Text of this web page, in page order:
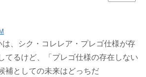
は、シク・コレレア・プレゴ仕様が存
てるけど、「プレゴ仕様の存在しない
補としての未来はどっちだ